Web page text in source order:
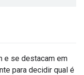
e se destacam em
para decidir qual é